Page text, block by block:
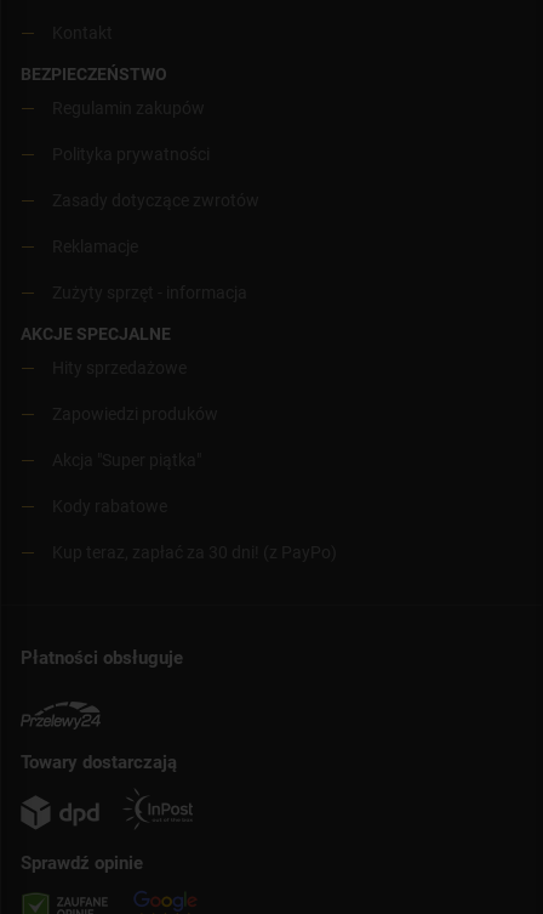
BEZPIECZEŃSTWO
AKCJE SPECJALNE
Płatności obsługuje
Towary dostarczają
Sprawdź opinie